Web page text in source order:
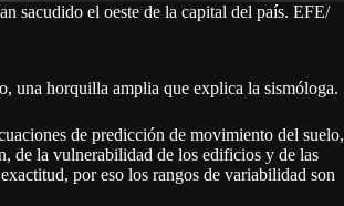
sacudido el oeste de la capital del país. EFE/
una horquilla amplia que explica la sismóloga.
de predicción de movimiento del suelo,
de la vulnerabilidad de los edificios y de las
por eso los rangos de variabilidad son